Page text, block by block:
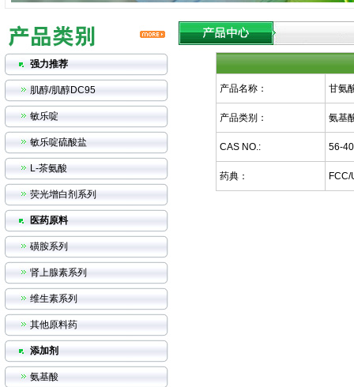
强力推荐
肌醇/肌醇DC95
敏乐啶
敏乐啶硫酸盐
L-茶氨酸
荧光增白剂系列
医药原料
磺胺系列
肾上腺素系列
维生素系列
其他原料药
添加剂
氨基酸
产品名称： 甘氨
产品类别： 氨基
CAS NO.: 56-
药典： FCC/